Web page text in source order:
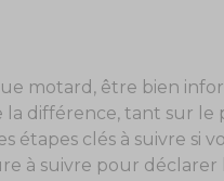
motard, être bien
la différence, tant sur
étapes clés à suivre si
à suivre pour déclarer